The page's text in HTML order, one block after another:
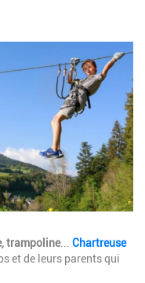
trampoline... Chartreuse
et de leurs parents qui